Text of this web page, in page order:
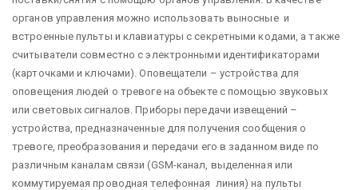
органов управления можно использовать выносные и
встроенные пульты и клавиатуры с секретными кодами, а также
считыватели совместно с электронными идентификаторами
(карточками и ключами). Оповещатели – устройства для
оповещения людей о тревоге на объекте с помощью звуковых
или световых сигналов. Приборы передачи извещений –
устройства, предназначенные для получения сообщения о
тревоге, преобразования и передачи его в заданном виде по
различным каналам связи (GSM-канал, выделенная или
коммутируемая проводная телефонная линия) на пульты